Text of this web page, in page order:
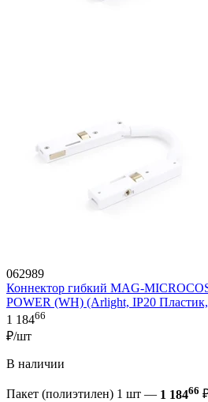
062989
Коннектор гибкий MAG-
POWER (WH) (Arlight, IP20 Пластик,
1 18466
₽/шт
В наличии
Пакет (полиэтилен) 1 шт — 1 18466